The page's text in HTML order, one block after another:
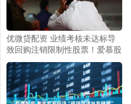
优微贷配资 业绩考核未达标导
致回购注销限制性股票！爱慕股
份涨近10%后股价一度跳水，跌
超8%